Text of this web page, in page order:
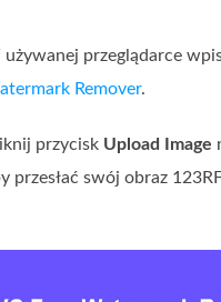
używanej przeglądarce
Remover.
przycisk Upload Image
przesłać swój obraz